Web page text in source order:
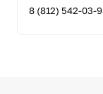
8 (812) 542-03-